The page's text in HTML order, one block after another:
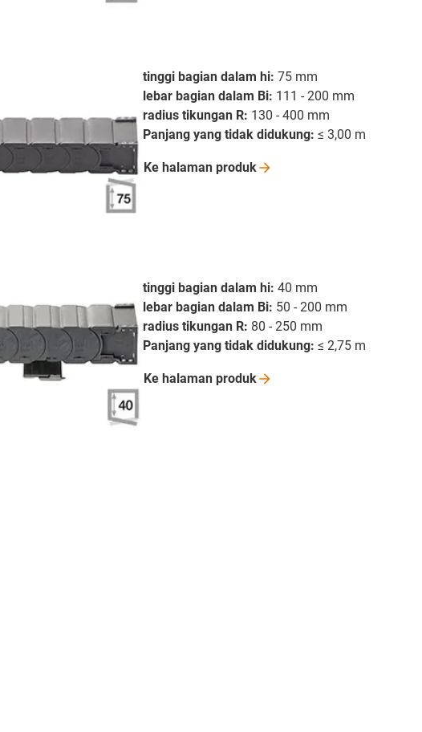
tinggi bagian dalam hi: 75 mm
lebar bagian dalam Bi: 111 - 200 mm
radius tikungan R: 130 - 400 mm
Panjang yang tidak didukung: ≤ 3,00 m
Ke halaman produk
tinggi bagian dalam hi: 40 mm
lebar bagian dalam Bi: 50 - 200 mm
radius tikungan R: 80 - 250 mm
Panjang yang tidak didukung: ≤ 2,75 m
Ke halaman produk